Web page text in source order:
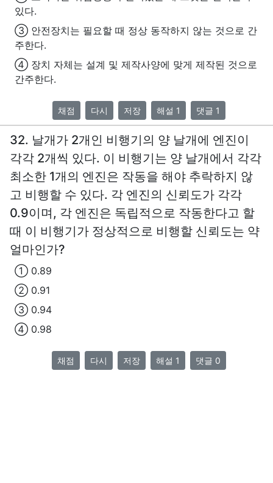
있다.
③ 안전장치는 필요할 때 정상 동작하지 않는 것으로 간
주한다.
④ 장치 자체는 설계 및 제작사양에 맞게 제작된 것으로
간주한다.
채점 다시 저장 해설 1 댓글 1
32. 날개가 2개인 비행기의 양 날개에 엔진이
각각 2개씩 있다. 이 비행기는 양 날개에서 각각
최소한 1개의 엔진은 작동을 해야 추락하지 않
고 비행할 수 있다. 각 엔진의 신뢰도가 각각
0.9이며, 각 엔진은 독립적으로 작동한다고 할
때 이 비행기가 정상적으로 비행할 신뢰도는 약
얼마인가?
① 0.89
② 0.91
③ 0.94
④ 0.98
채점 다시 저장 해설 1 댓글 0